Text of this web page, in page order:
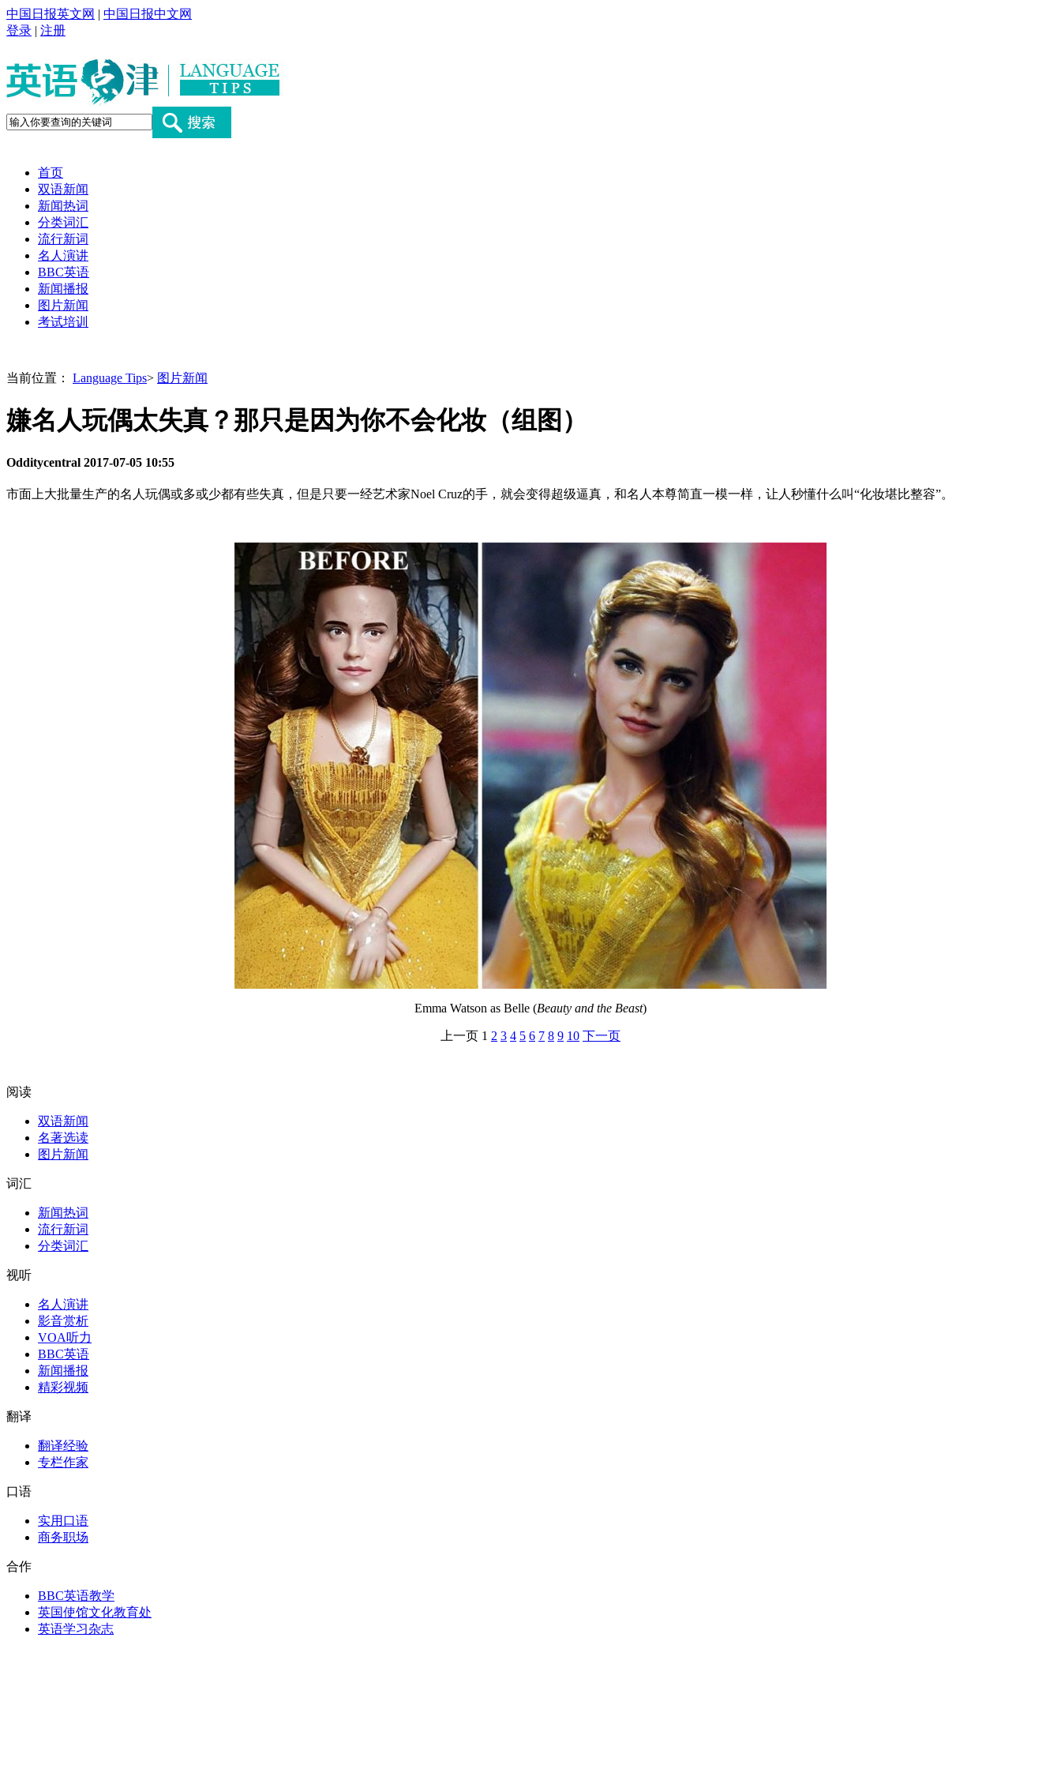
中国日报英文网 | 中国日报中文网
登录 | 注册
首页
双语新闻
新闻热词
分类词汇
流行新词
名人演讲
BBC英语
新闻播报
图片新闻
考试培训
当前位置： Language Tips> 图片新闻
嫌名人玩偶太失真？那只是因为你不会化妆（组图）
Odditycentral 2017-07-05 10:55
市面上大批量生产的名人玩偶或多或少都有些失真，但是只要一经艺术家Noel Cruz的手，就会变得超级逼真，和名人本尊简直一模一样，让人秒懂什么叫“化妆堪比整容”。
Emma Watson as Belle (Beauty and the Beast)
上一页 1 2 3 4 5 6 7 8 9 10 下一页
阅读
双语新闻
名著选读
图片新闻
词汇
新闻热词
流行新词
分类词汇
视听
名人演讲
影音赏析
VOA听力
BBC英语
新闻播报
精彩视频
翻译
翻译经验
专栏作家
口语
实用口语
商务职场
合作
BBC英语教学
英国使馆文化教育处
英语学习杂志